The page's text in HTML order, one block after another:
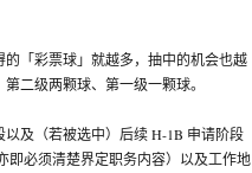
「彩票球」就越多，抽中的机会也越
二级两颗球、第一级一颗球。
及（若被选中）后续 H-1B 申请阶段
即必须清楚界定职务内容）以及工作地